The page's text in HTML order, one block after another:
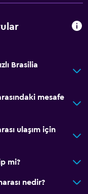
Brasilia
mesafe
ulaşım için
mi?
nedir?